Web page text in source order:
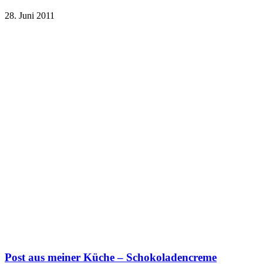
28. Juni 2011
Post aus meiner Küche – Schokoladencreme